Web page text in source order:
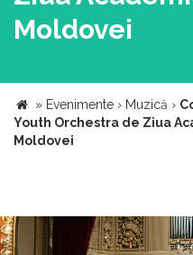
Moldovei
» Evenimente › Muzică ›
Youth Orchestra de Ziua
Moldovei